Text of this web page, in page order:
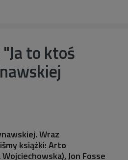
to ktoś
Wraz
książki: Arto
Jon Fosse